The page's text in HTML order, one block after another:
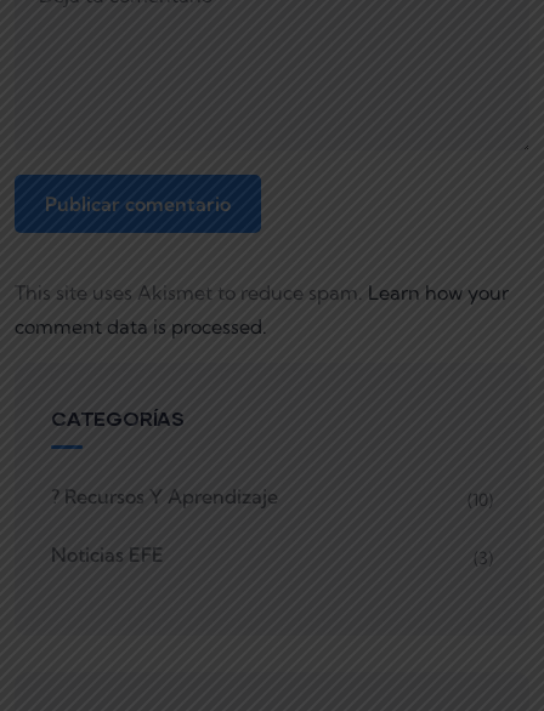
This site uses Akismet to reduce spam. Learn how your
comment data is processed.
CATEGORÍAS
? Recursos Y Aprendizaje (10)
Noticias EFE (3)